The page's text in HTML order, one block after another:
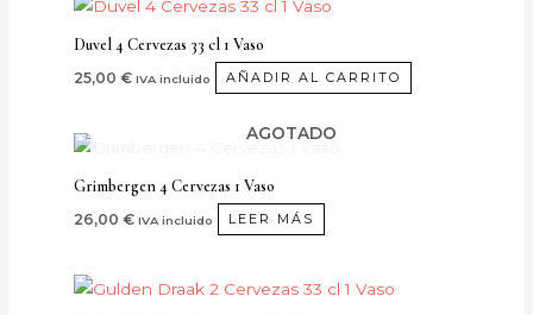
Duvel 4 Cervezas 33 cl 1 Vaso
25,00€ IVA incluido AÑADIR AL CARRITO
AGOTADO
Grimbergen 4 Cervezas 1 Vaso
26,00€ IVA incluido LEER MÁS